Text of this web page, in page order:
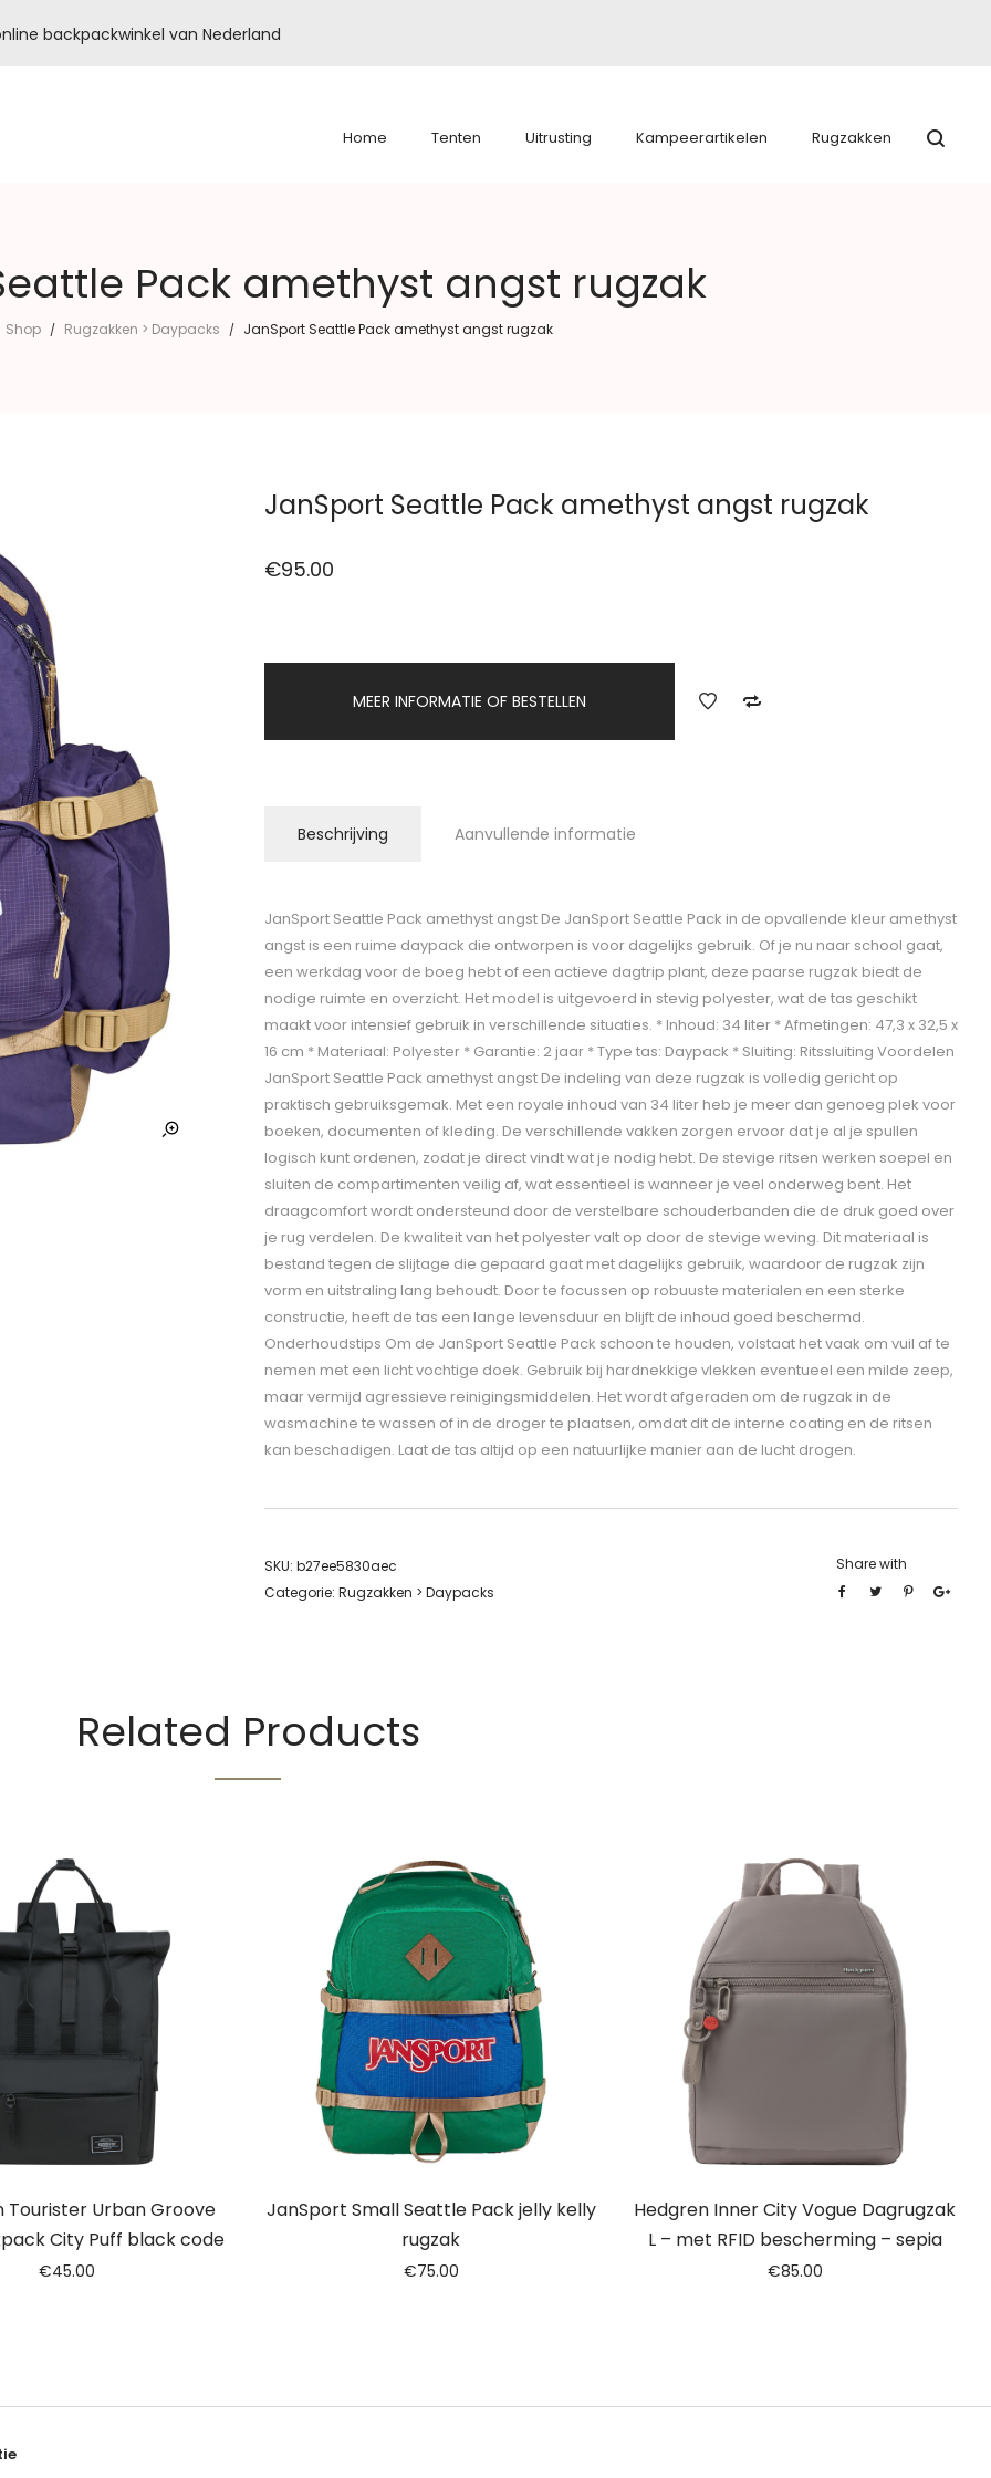
backpackwinkel van Nederland
Home Tenten Uitrusting Kampeerartikelen Rugzakken
Pack amethyst angst rugzak
Shop / Rugzakken > Daypacks / JanSport Seattle Pack amethyst angst rugzak
JanSport Seattle Pack amethyst angst rugzak
€95.00
MEER INFORMATIE OF BESTELLEN
Beschrijving Aanvullende informatie
JanSport Seattle Pack amethyst angst De JanSport Seattle Pack in de opvallende kleur amethyst
angst is een ruime daypack die ontworpen is voor dagelijks gebruik. Of je nu naar school gaat,
een werkdag voor de boeg hebt of een actieve dagtrip plant, deze paarse rugzak biedt de
nodige ruimte en overzicht. Het model is uitgevoerd in stevig polyester, wat de tas geschikt
maakt voor intensief gebruik in verschillende situaties. * Inhoud: 34 liter * Afmetingen: 47,3 x 32,5 x
16 cm * Materiaal: Polyester * Garantie: 2 jaar * Type tas: Daypack * Sluiting: Ritssluiting Voordelen
JanSport Seattle Pack amethyst angst De indeling van deze rugzak is volledig gericht op
praktisch gebruiksgemak. Met een royale inhoud van 34 liter heb je meer dan genoeg plek voor
boeken, documenten of kleding. De verschillende vakken zorgen ervoor dat je al je spullen
logisch kunt ordenen, zodat je direct vindt wat je nodig hebt. De stevige ritsen werken soepel en
sluiten de compartimenten veilig af, wat essentieel is wanneer je veel onderweg bent. Het
draagcomfort wordt ondersteund door de verstelbare schouderbanden die de druk goed over
je rug verdelen. De kwaliteit van het polyester valt op door de stevige weving. Dit materiaal is
bestand tegen de slijtage die gepaard gaat met dagelijks gebruik, waardoor de rugzak zijn
vorm en uitstraling lang behoudt. Door te focussen op robuuste materialen en een sterke
constructie, heeft de tas een lange levensduur en blijft de inhoud goed beschermd.
Onderhoudstips Om de JanSport Seattle Pack schoon te houden, volstaat het vaak om vuil af te
nemen met een licht vochtige doek. Gebruik bij hardnekkige vlekken eventueel een milde zeep,
maar vermijd agressieve reinigingsmiddelen. Het wordt afgeraden om de rugzak in de
wasmachine te wassen of in de droger te plaatsen, omdat dit de interne coating en de ritsen
kan beschadigen. Laat de tas altijd op een natuurlijke manier aan de lucht drogen.
SKU: b27ee5830aec
Categorie: Rugzakken > Daypacks
Share with
Related Products
Tourister Urban Groove
City Puff black code
€45.00
JanSport Small Seattle Pack jelly kelly
rugzak
€75.00
Hedgren Inner City Vogue Dagrugzak
L – met RFID bescherming – sepia
€85.00